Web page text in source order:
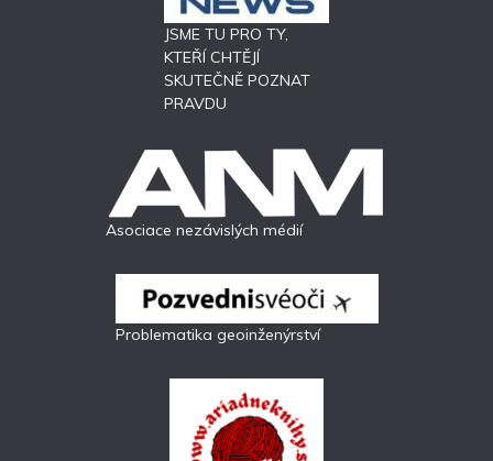
JSME TU PRO TY,
KTEŘÍ CHTĚJÍ
SKUTEČNĚ POZNAT
PRAVDU
Asociace nezávislých médií
Problematika geoinženýrství